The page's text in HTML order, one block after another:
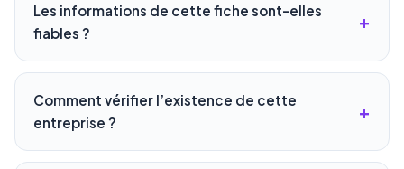
Les informations de cette fiche sont-elles
fiables ?
Comment vérifier l’existence de cette
entreprise ?